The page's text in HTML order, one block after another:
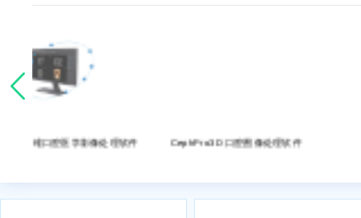
理软件 CephPro3D 口腔图像处理软件 3D精准手术规划分析系